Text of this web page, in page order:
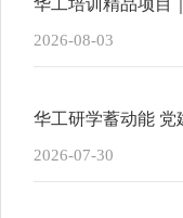
华工培训精品项目
2026-08-03
华工研学蓄动能 党
2026-07-30